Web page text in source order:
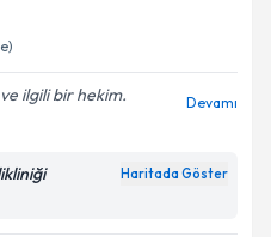
ilgili bir hekim.
Devamı
Haritada Göster